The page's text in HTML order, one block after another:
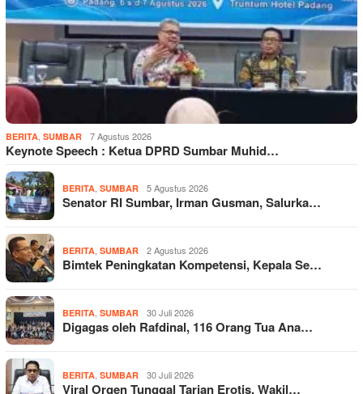
BERITA SUMBAR 7 Agustus 2026
Keynote Speech : Ketua DPRD Sumbar Muhid…
BERITA SUMBAR 5 Agustus 2026
Senator RI Sumbar, Irman Gusman, Salurka…
BERITA SUMBAR 2 Agustus 2026
Bimtek Peningkatan Kompetensi, Kepala Se…
BERITA SUMBAR 30 Juli 2026
Digagas oleh Rafdinal, 116 Orang Tua Ana…
BERITA SUMBAR 30 Juli 2026
Viral Orgen Tunggal Tarian Erotis, Wakil…